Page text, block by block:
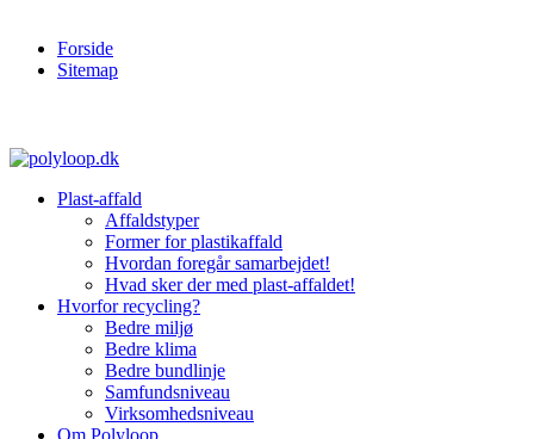
Forside
Sitemap
Plast-affald
Affaldstyper
Former for plastikaffald
Hvordan foregår samarbejdet!
Hvad sker der med plast-affaldet!
Hvorfor recycling?
Bedre miljø
Bedre klima
Bedre bundlinje
Samfundsniveau
Virksomhedsniveau
Om Polyloop